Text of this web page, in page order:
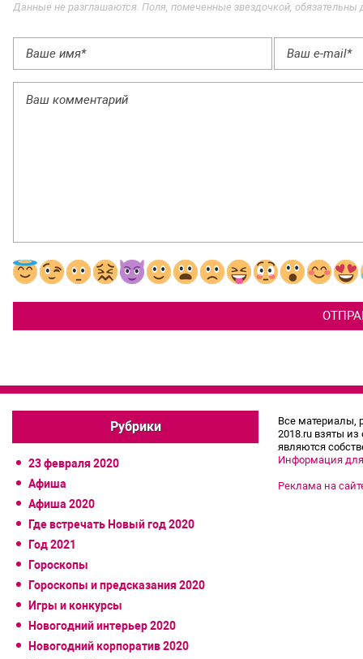
Данные не разглашаются. Поля, помеченные звездочкой, обязательны
Рубрики
23 февраля 2020
Афиша
Афиша 2020
Где встречать Новый год 2020
Год 2021
Гороскопы
Гороскопы и предсказания 2020
Игры и конкурсы
Новогодний интерьер 2020
Новогодний корпоратив 2020
Все материалы,
2018.ru взяты
являются
Информация
Реклама на